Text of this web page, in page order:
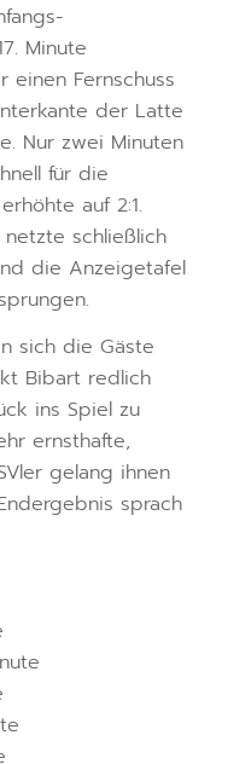
Minute
einen Fernschuss
der Latte
Nur zwei Minuten
für die
auf 2:1.
schließlich
die Anzeigetafel
sich die Gäste
Bibart redlich
ins Spiel zu
ernsthafte,
gelang ihnen
sprach